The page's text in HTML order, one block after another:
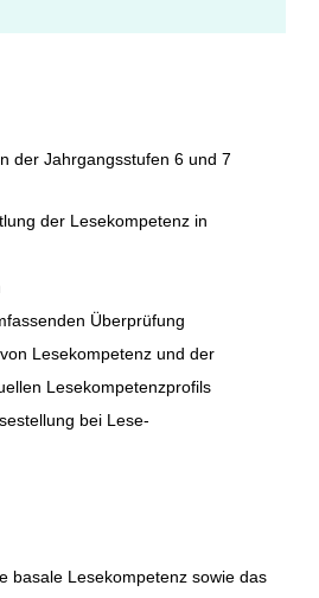
der Jahrgangsstufen 6 und 7
der Lesekompetenz in
Überprüfung
Lesekompetenz und der
Lesekompetenzprofils
bei Lese-
basale Lesekompetenz sowie das